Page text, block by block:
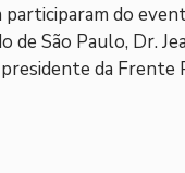
participaram do
de São Paulo, Dr.
da Frente